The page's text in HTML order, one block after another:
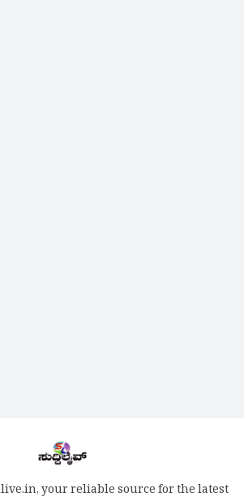
your reliable source for the latest